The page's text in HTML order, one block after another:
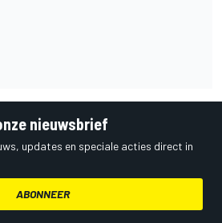
nieuwsbrief
updates en speciale acties direct in
ABONNEER